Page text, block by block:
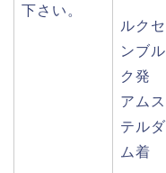
下さい。
ルクセ
ンブル
ク発
アムス
テルダ
ム着